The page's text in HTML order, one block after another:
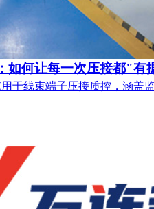
如何让每一次压接都"有
于线束端子压接质控，涵盖